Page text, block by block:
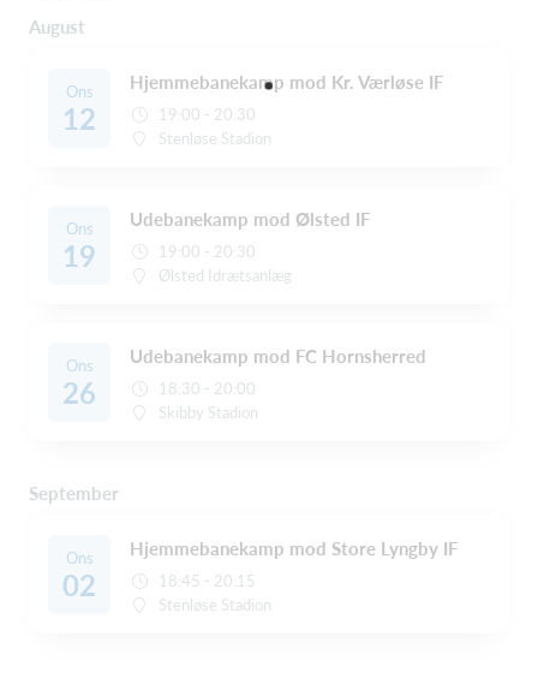
August
Ons
12
Hjemmebanekamp mod Kr. Værløse IF
19:00 - 20:30
Stenløse Stadion
Ons
19
Udebanekamp mod Ølsted IF
19:00 - 20:30
Ølsted Idrætsanlæg
Ons
26
Udebanekamp mod FC Hornsherred
18:30 - 20:00
Skibby Stadion
September
Ons
02
Hjemmebanekamp mod Store Lyngby IF
18:45 - 20:15
Stenløse Stadion